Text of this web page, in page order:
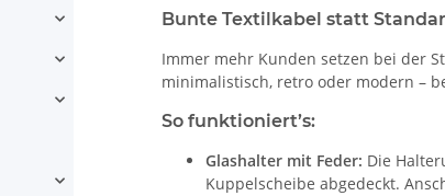
Bunte Textilkabel statt
Immer mehr Kunden setzen bei der
minimalistisch, retro oder modern –
So funktioniert’s:
Glashalter mit Feder: Die
Kuppelscheibe abgedeckt.